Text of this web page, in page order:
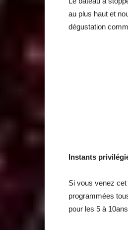
au plus haut et
dégustation
Instants
Si vous venez
programmées
pour les 5 à